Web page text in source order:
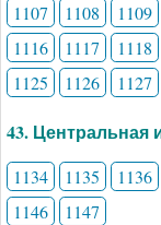
1107 1108 1109
1116
1117 1118
1125
1126 1127
43. Центральная
1134 1135 1136
1146
1147